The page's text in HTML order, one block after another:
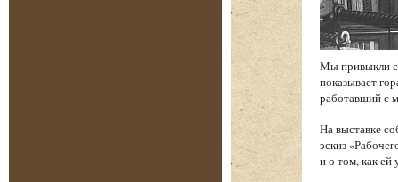
Мы привыкли
показывает
работавший с
На выставке
эскиз
и о том, как ей